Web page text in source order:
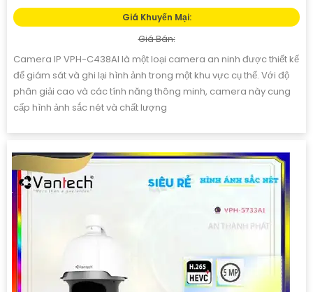
Giá Khuyến Mại:
Giá Bán:
Camera IP VPH-C438AI là một loại camera an ninh được thiết kế
để giám sát và ghi lại hình ảnh trong một khu vực cụ thể. Với độ
phân giải cao và các tính năng thông minh, camera này cung
cấp hình ảnh sắc nét và chất lượng